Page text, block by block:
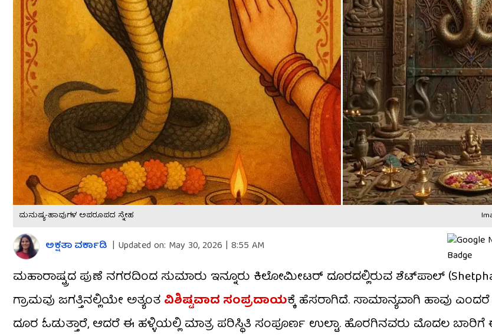
ಮನುಷ್ಯ-ಹಾವುಗಳ ಅಪರೂಪದ ಸ್ನೇಹ
ಅಕ್ಷತಾ ವರ್ಕಾಡಿ | Updated on: May 30, 2026 | 8:55 AM
ಮಹಾರಾಷ್ಟ್ರದ ಪುಣೆ ನಗರದಿಂದ ಸುಮಾರು ಇನ್ನೂರು ಕಿಲೋಮೀಟರ್ ದೂರದಲ್ಲಿರುವ ಶೆಟ್‌ಪಾಲ್
ಗ್ರಾಮವು ಜಗತ್ತಿನಲ್ಲಿಯೇ ಅತ್ಯಂತ ವಿಶಿಷ್ಟವಾದ ಸಂಪ್ರದಾಯಕ್ಕೆ ಹೆಸರಾಗಿದೆ. ಸಾಮಾನ್ಯವಾಗಿ ಹಾವು
ದೂರ ಓಡುತ್ತಾರೆ, ಆದರೆ ಈ ಹಳ್ಳಿಯಲ್ಲಿ ಮಾತ್ರ ಪರಿಸ್ಥಿತಿ ಸಂಪೂರ್ಣ ಉಲ್ಟಾ. ಹೊರಗಿನವರು ಮೊದಲ ಬಾರಿಗೆ